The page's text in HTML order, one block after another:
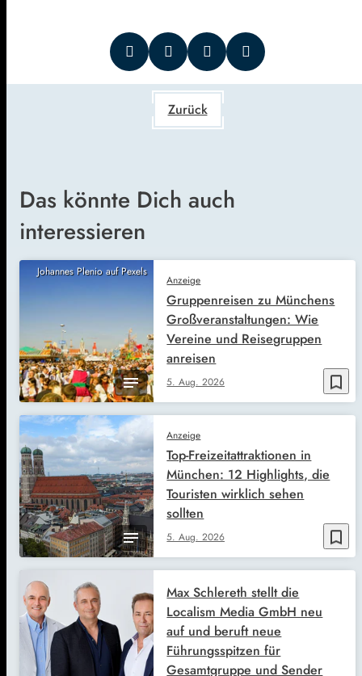
Zurück
Das könnte Dich auch
interessieren
Johannes Plenio auf Pexels
bookmark_border
Anzeige
5. Aug. 2026
Gruppenreisen zu Münchens
Großveranstaltungen: Wie
Vereine und Reisegruppen
anreisen
bookmark_border
Anzeige
5. Aug. 2026
Top-Freizeitattraktionen in
München: 12 Highlights, die
Touristen wirklich sehen
sollten
Max Schlereth stellt die
Localism Media GmbH neu
auf und beruft neue
Führungsspitzen für
Gesamtgruppe und Sender